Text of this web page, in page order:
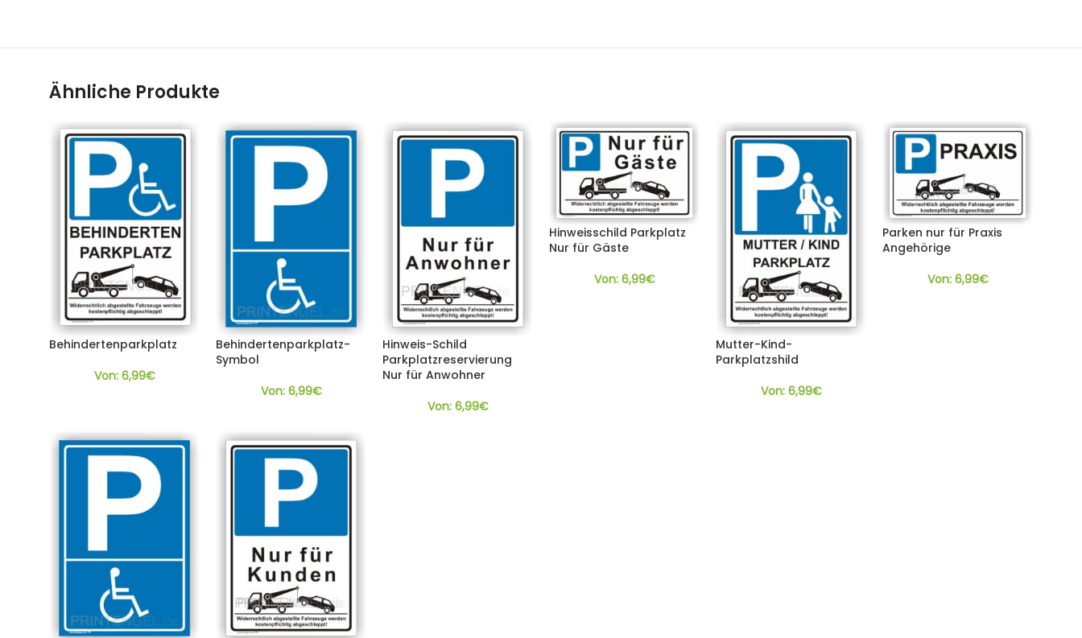
Ähnliche Produkte
Behindertenparkplatz
Von: 6,99€
Behindertenparkplatz-
Symbol
Von: 6,99€
Hinweis-Schild
Parkplatzreservierung
Nur für Anwohner
Von: 6,99€
Hinweisschild Parkplatz
Nur für Gäste
Von: 6,99€
Mutter-Kind-
Parkplatzshild
Von: 6,99€
Parken nur für Praxis
Angehörige
Von: 6,99€